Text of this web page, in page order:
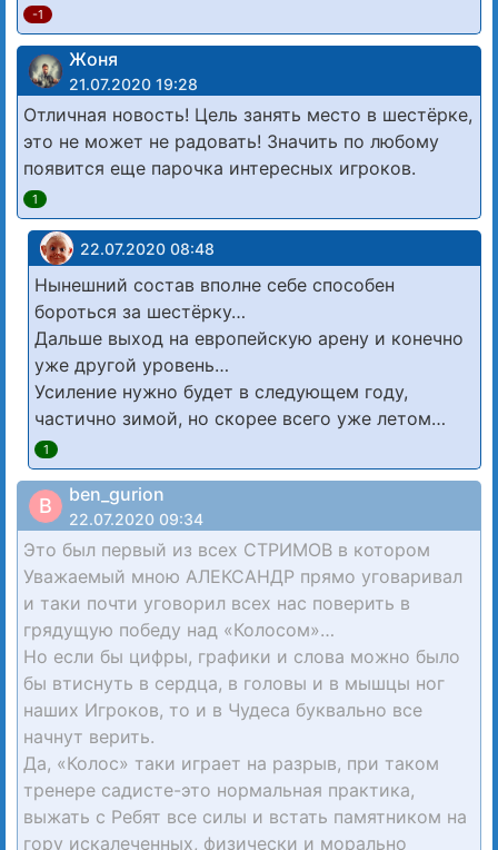
-1
Жоня
21.07.2020 19:28
Отличная новость! Цель занять место в шестёрке,
это не может не радовать! Значить по любому
появится еще парочка интересных игроков.
1
22.07.2020 08:48
Нынешний состав вполне себе способен
бороться за шестёрку…
Дальше выход на европейскую арену и конечно
уже другой уровень…
Усиление нужно будет в следующем году,
частично зимой, но скорее всего уже летом…
1
B ben_gurion
22.07.2020 09:34
Это был первый из всех СТРИМОВ в котором
Уважаемый мною АЛЕКСАНДР прямо уговаривал
и таки почти уговорил всех нас поверить в
грядущую победу над «Колосом»…
Но если бы цифры, графики и слова можно было
бы втиснуть в сердца, в головы и в мышцы ног
наших Игроков, то и в Чудеса буквально все
начнут верить.
Да, «Колос» таки играет на разрыв, при таком
тренере садисте-это нормальная практика,
выжать с Ребят все силы и встать памятником на
гору искалеченных, физически и морально